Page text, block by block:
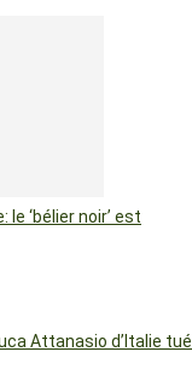
le ‘bélier noir’ est
Attanasio d’Italie tué